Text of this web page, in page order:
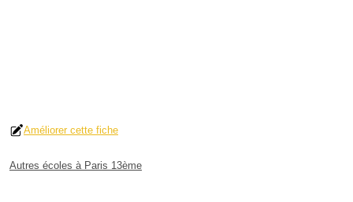
Améliorer cette fiche
Autres écoles à Paris 13ème